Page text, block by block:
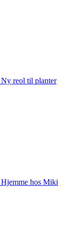
Ny reol til planter
Hjemme hos Miki